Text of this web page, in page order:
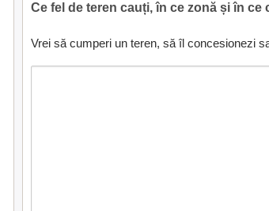
Ce fel de teren cauți, în ce zonă și în ce
Vrei să cumperi un teren, să îl concesionezi